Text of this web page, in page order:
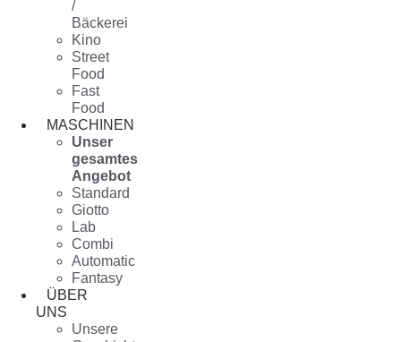
/
Bäckerei
Kino
Street
Food
Fast
Food
MASCHINEN
Unser
gesamtes
Angebot
Standard
Giotto
Lab
Combi
Automatic
Fantasy
ÜBER
UNS
Unsere